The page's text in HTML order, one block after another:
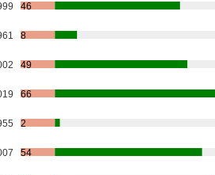
46
8
49
66
2
54